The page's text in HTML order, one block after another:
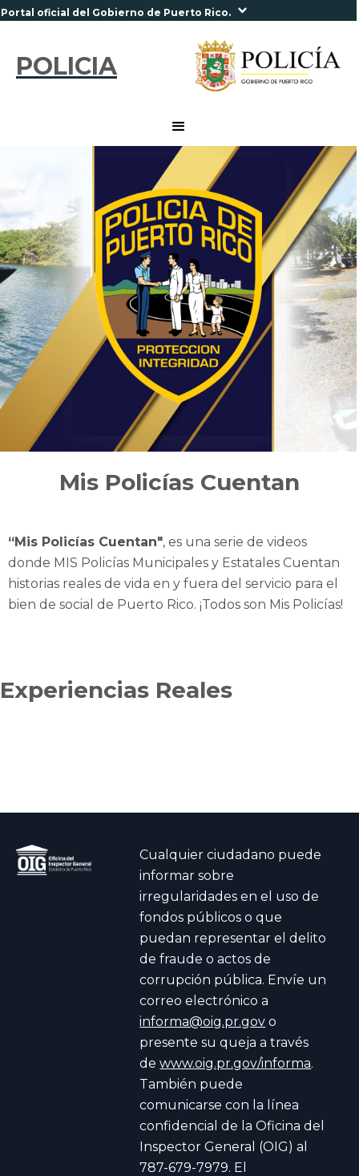
Portal oficial del Gobierno de Puerto Rico.
POLICIA
Mis Policías Cuentan
“Mis Policías Cuentan", es una serie de videos
donde MIS Policías Municipales y Estatales Cuentan
historias reales de vida en y fuera del servicio para el
bien de social de Puerto Rico. ¡Todos son Mis Policías!
Experiencias Reales
Cualquier ciudadano puede
informar sobre
irregularidades en el uso de
fondos públicos o que
puedan representar el delito
de fraude o actos de
corrupción pública. Envíe un
correo electrónico a
informa@oig.pr.gov o
presente su queja a través
dewww.oig.pr.gov/informa.
También puede
comunicarse con la línea
confidencial de la Oficina del
Inspector General (OIG) al
787-679-7979. El